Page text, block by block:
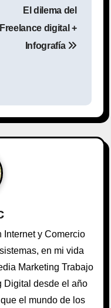
El dilema del
Freelance digital +
Infografía
Internet y Comercio
en mi vida
Marketing Trabajo
Digital desde el año
el mundo de los